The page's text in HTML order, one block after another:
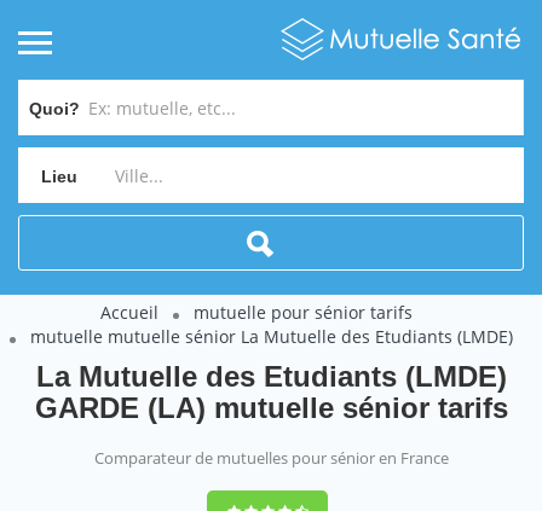
Quoi?
Lieu
Accueil
mutuelle pour sénior tarifs
mutuelle mutuelle sénior La Mutuelle des Etudiants (LMDE)
La Mutuelle des Etudiants (LMDE)
GARDE (LA) mutuelle sénior tarifs
Comparateur de mutuelles pour sénior en France